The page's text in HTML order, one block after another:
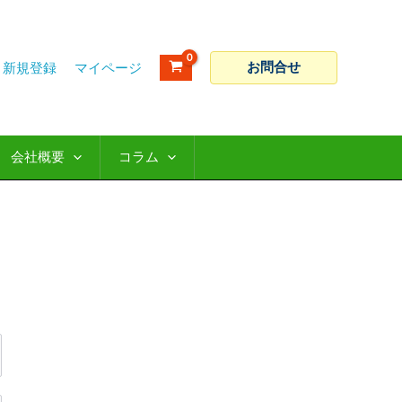
新規登録 お問合せ
会社概要 コラム